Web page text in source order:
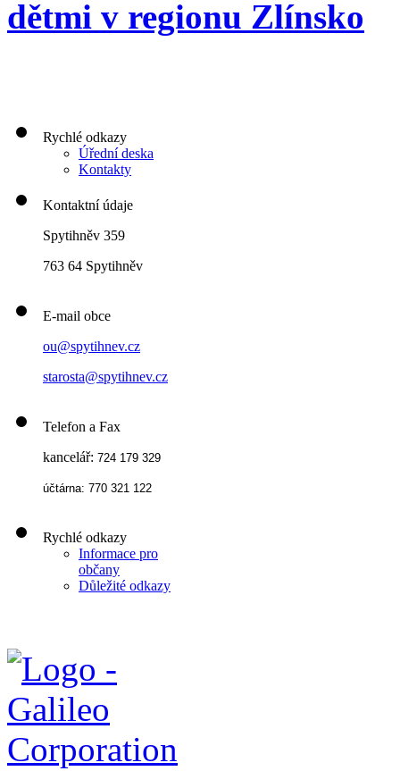
dětmi v regionu Zlínsko
Rychlé odkazy
Úřední deska
Kontakty
Kontaktní údaje
Spytihněv 359
763 64 Spytihněv
E-mail obce
ou@spytihnev.cz
starosta@spytihnev.cz
Telefon a Fax
kancelář: 724 179 329
účtárna: 770 321 122
Rychlé odkazy
Informace pro
občany
Důležité odkazy